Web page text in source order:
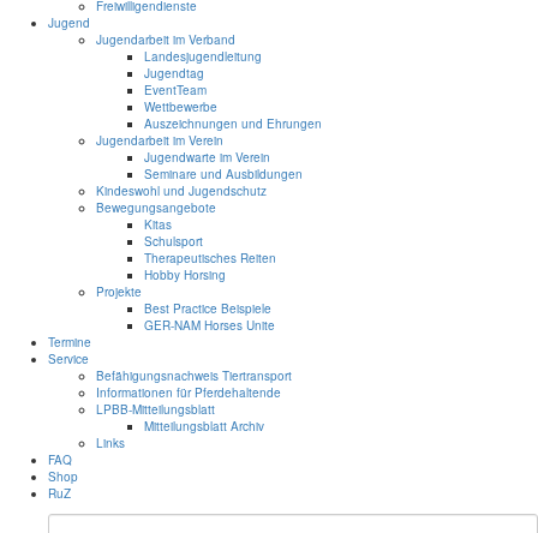
Freiwilligendienste
Jugend
Jugendarbeit im Verband
Landesjugendleitung
Jugendtag
EventTeam
Wettbewerbe
Auszeichnungen und Ehrungen
Jugendarbeit im Verein
Jugendwarte im Verein
Seminare und Ausbildungen
Kindeswohl und Jugendschutz
Bewegungsangebote
Kitas
Schulsport
Therapeutisches Reiten
Hobby Horsing
Projekte
Best Practice Beispiele
GER-NAM Horses Unite
Termine
Service
Befähigungsnachweis Tiertransport
Informationen für Pferdehaltende
LPBB-Mitteilungsblatt
Mitteilungsblatt Archiv
Links
FAQ
Shop
RuZ